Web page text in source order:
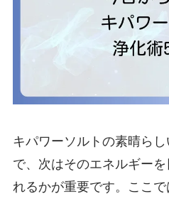
キパワーソルトの素晴ら
で、次はそのエネルギー
れるかが重要です。ここ